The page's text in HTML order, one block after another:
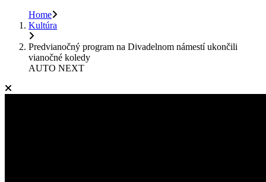
Home
Kultúra
Predvianočný program na Divadelnom námestí ukončili
vianočné koledy
AUTO NEXT